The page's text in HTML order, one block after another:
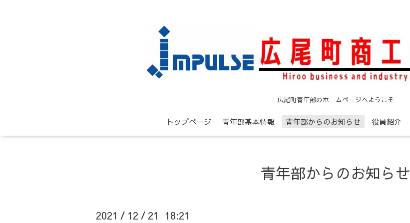
広尾町青年部のホームページへようこそ
トップページ 青年部基本情報 青年部からのお知らせ 役員紹介
青年部からのお知らせ
2021 / 12 / 21 18:21